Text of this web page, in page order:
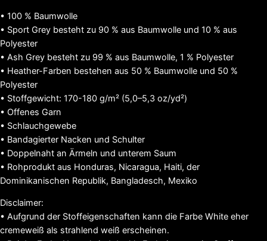
Menge
• 100 % Baumwolle
• Sport Grey besteht zu 90 % aus Baumwolle und 10 % aus
Polyester
• Ash Grey besteht zu 99 % aus Baumwolle, 1 % Polyester
• Heather-Farben bestehen aus 50 % Baumwolle und 50 %
Polyester
• Stoffgewicht: 170-180 g/m² (5,0–5,3 oz/yd²)
• Offenes Garn
• Schlauchgewebe
• Bandagierter Nacken und Schulter
• Doppelnaht an Ärmeln und unterem Saum
• Rohprodukt aus Honduras, Nicaragua, Haiti, der
Dominikanischen Republik, Bangladesch, Mexiko
Disclaimer:
• Aufgrund der Stoffeigenschaften kann die Farbe White eher
cremeweiß als strahlend weiß erscheinen.